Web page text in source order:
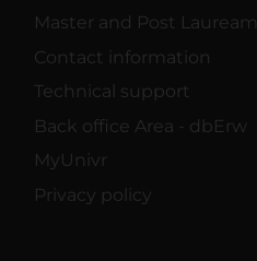
Master and Post Lauream
Contact information
Technical support
Back office Area - dbErw
MyUnivr
Privacy policy